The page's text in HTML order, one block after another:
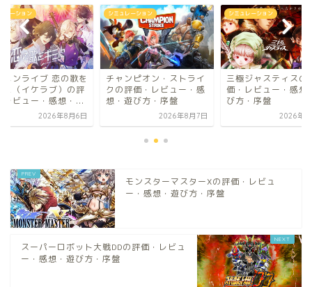
レーション
ンピオン・ストライ
評価・レビュー・感
遊び方・序盤
2026年8月7日
シミュレーション
三極ジャスティスの評
価・レビュー・感想・遊
び方・序盤
2026年8月6日
シミュレーション
イケメンライブ 恋
キミに（イケラブ）
価・レビュー・感想
2026年8
モンスターマスターXの評価・レビュ
ー・感想・遊び方・序盤
スーパーロボット大戦DDの評価・レビュ
ー・感想・遊び方・序盤